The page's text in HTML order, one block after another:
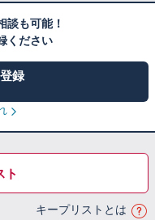
談も可能！
ください
録
ト
キープリストとは